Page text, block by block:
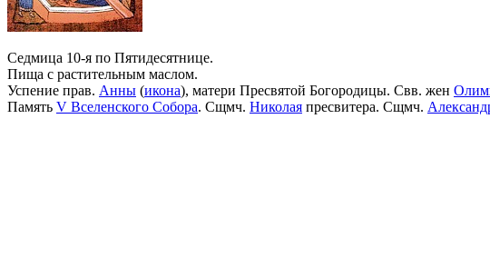
Седмица 10-я по Пятидесятнице.
Пища с растительным маслом.
Успение прав. Анны (икона), матери Пресвятой Богородицы. Свв. жен
Память V Вселенского Собора. Сщмч. Николая пресвитера. Сщмч.